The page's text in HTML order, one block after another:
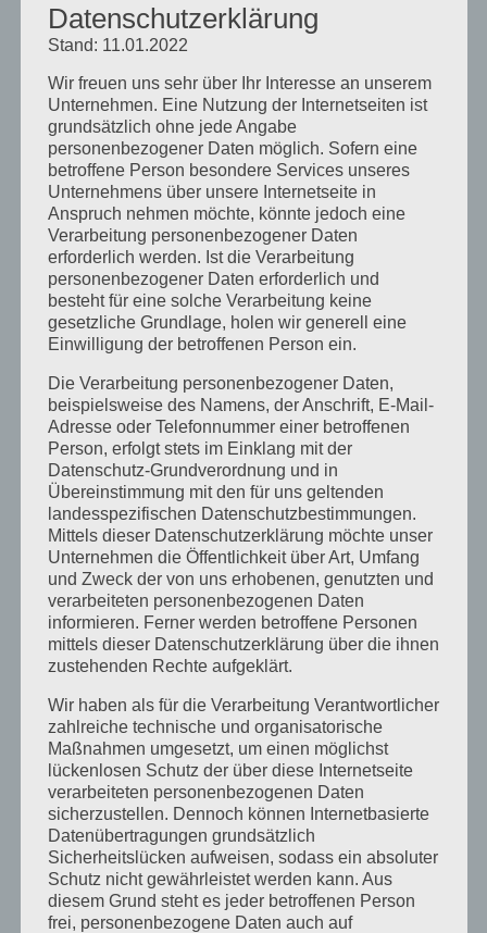
August 2016
Juli 2016
November 2015
September 2015
August 2015
Juli 2015
Mai 2015
April 2015
August 2014
Juli 2014
Juni 2014
Januar 2014
August 2013
Juli 2013
Juni 2013
Mai 2013
April 2013
März 2013
August 2012
Juli 2012
Juni 2012
April 2012
Februar 2012
November 2011
Oktober 2011
September 2011
Datenschutzerklärung
Stand: 11.01.2022
Wir freuen uns sehr über Ihr Interesse an unserem
Unternehmen. Eine Nutzung der Internetseiten ist
grundsätzlich ohne jede Angabe
personenbezogener Daten möglich. Sofern eine
betroffene Person besondere Services unseres
Unternehmens über unsere Internetseite in
Anspruch nehmen möchte, könnte jedoch eine
Verarbeitung personenbezogener Daten
erforderlich werden. Ist die Verarbeitung
personenbezogener Daten erforderlich und
besteht für eine solche Verarbeitung keine
gesetzliche Grundlage, holen wir generell eine
Einwilligung der betroffenen Person ein.
Die Verarbeitung personenbezogener Daten,
beispielsweise des Namens, der Anschrift, E-Mail-
Adresse oder Telefonnummer einer betroffenen
Person, erfolgt stets im Einklang mit der
Datenschutz-Grundverordnung und in
Übereinstimmung mit den für uns geltenden
landesspezifischen Datenschutzbestimmungen.
Mittels dieser Datenschutzerklärung möchte unser
Unternehmen die Öffentlichkeit über Art, Umfang
und Zweck der von uns erhobenen, genutzten und
verarbeiteten personenbezogenen Daten
informieren. Ferner werden betroffene Personen
mittels dieser Datenschutzerklärung über die ihnen
zustehenden Rechte aufgeklärt.
Wir haben als für die Verarbeitung Verantwortlicher
zahlreiche technische und organisatorische
Maßnahmen umgesetzt, um einen möglichst
lückenlosen Schutz der über diese Internetseite
verarbeiteten personenbezogenen Daten
sicherzustellen. Dennoch können Internetbasierte
Datenübertragungen grundsätzlich
Sicherheitslücken aufweisen, sodass ein absoluter
Schutz nicht gewährleistet werden kann. Aus
diesem Grund steht es jeder betroffenen Person
frei, personenbezogene Daten auch auf